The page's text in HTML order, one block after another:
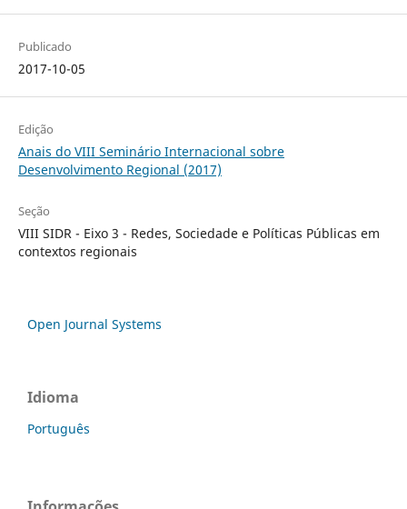
Publicado
2017-10-05
Edição
Anais do VIII Seminário Internacional sobre
Desenvolvimento Regional (2017)
Seção
VIII SIDR - Eixo 3 - Redes, Sociedade e Políticas Públicas em
contextos regionais
Open Journal Systems
Idioma
Português